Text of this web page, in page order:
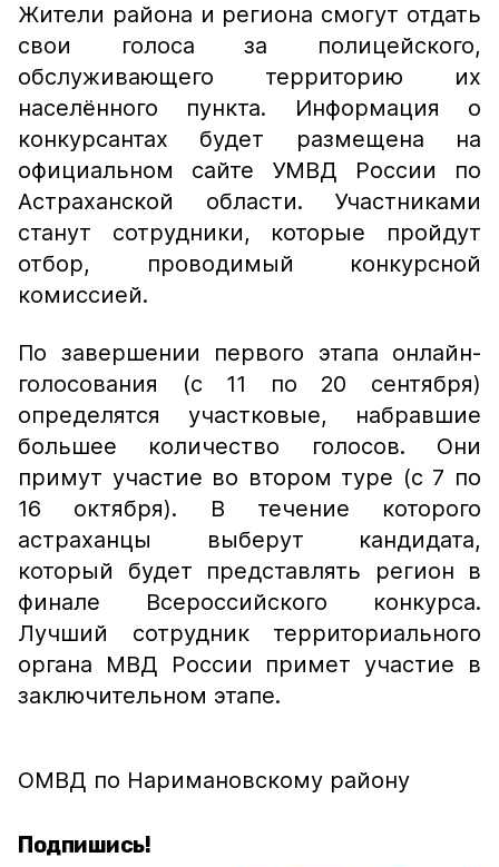
Жители района и региона смогут отдать
свои голоса за полицейского,
обслуживающего территорию их
населённого пункта. Информация о
конкурсантах будет размещена на
официальном сайте УМВД России по
Астраханской области. Участниками
станут сотрудники, которые пройдут
отбор, проводимый конкурсной
комиссией.
По завершении первого этапа онлайн-
голосования (с 11 по 20 сентября)
определятся участковые, набравшие
большее количество голосов. Они
примут участие во втором туре (с 7 по
16 октября). В течение которого
астраханцы выберут кандидата,
который будет представлять регион в
финале Всероссийского конкурса.
Лучший сотрудник территориального
органа МВД России примет участие в
заключительном этапе.
ОМВД по Наримановскому району
Подпишись!